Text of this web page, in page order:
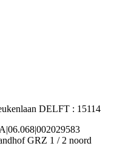
DELFT : 15114
GRZ 1 / 2 noord